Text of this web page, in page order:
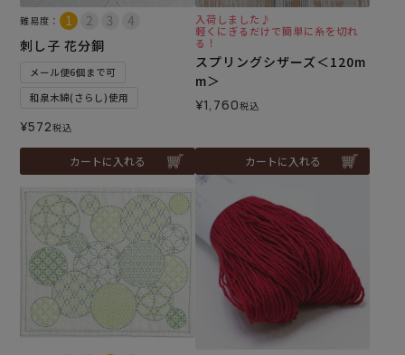
難易度：
刺し子 花分銅
メール便6個まで可
和泉木綿(さらし)使用
¥572税込
カートに入れる
入荷しました♪
軽くにぎるだけで簡単に糸を切れ
る！
スプリングシザーズ＜120m
m＞
¥1,760税込
カートに入れる